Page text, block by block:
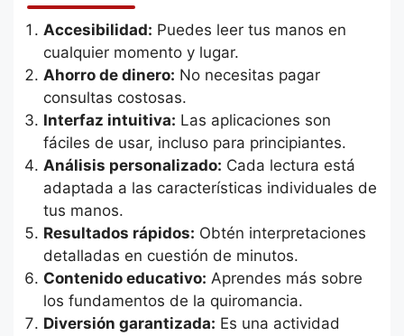
Accesibilidad: Puedes leer tus manos en
cualquier momento y lugar.
Ahorro de dinero: No necesitas pagar
consultas costosas.
Interfaz intuitiva: Las aplicaciones son
fáciles de usar, incluso para principiantes.
Análisis personalizado: Cada lectura está
adaptada a las características individuales de
tus manos.
Resultados rápidos: Obtén interpretaciones
detalladas en cuestión de minutos.
Contenido educativo: Aprendes más sobre
los fundamentos de la quiromancia.
Diversión garantizada: Es una actividad